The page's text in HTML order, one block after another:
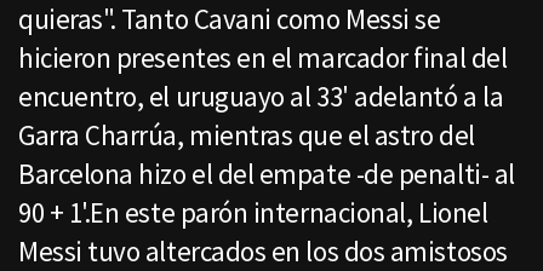
quieras". Tanto Cavani como Messi se
hicieron presentes en el marcador final del
encuentro, el uruguayo al 33' adelantó a la
Garra Charrúa, mientras que el astro del
Barcelona hizo el del empate -de penalti- al
90 + 1'.En este parón internacional, Lionel
Messi tuvo altercados en los dos amistosos